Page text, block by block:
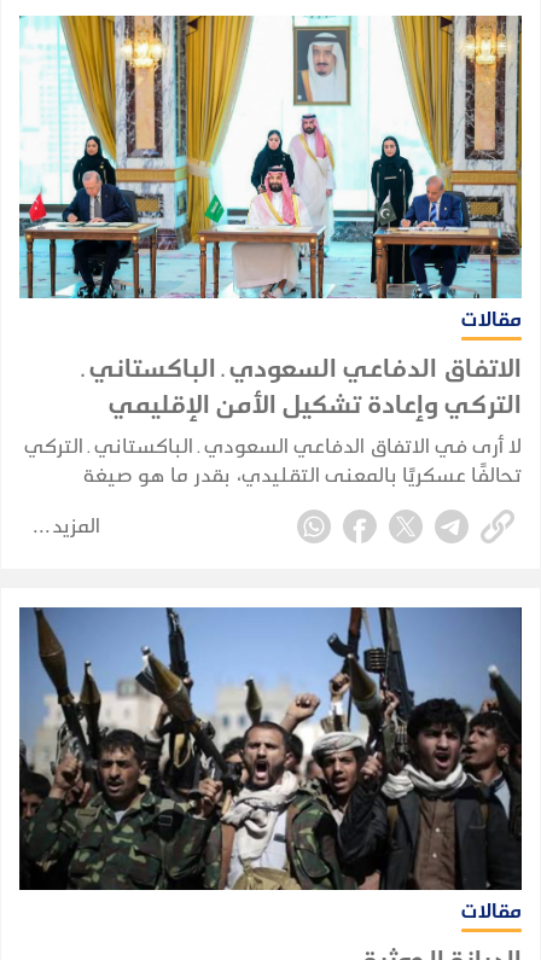
مقالات
الاتفاق الدفاعي السعودي ـ الباكستاني ـ
التركي وإعادة تشكيل الأمن الإقليمي
لا أرى في الاتفاق الدفاعي السعودي ـ الباكستاني ـ التركي
تحالفًا عسكريًا بالمعنى التقليدي، بقدر ما هو صيغة
للتكامل الدفاعي والأمني بين ثلاث دول تمتلك، بدرجات
مختلفة، عناصر قوة وخبرات واحتياجات متكاملة وتواجه
المزيد
مقالات